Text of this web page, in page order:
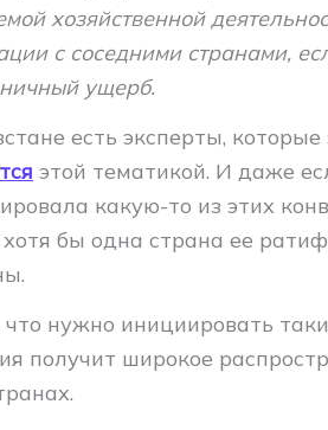
хозяйственной
с соседними странами,
ущерб.
есть эксперты,
этой тематикой. И даже
какую-то из этих
хотя бы одна страна ее
нужно инициировать
получит широкое